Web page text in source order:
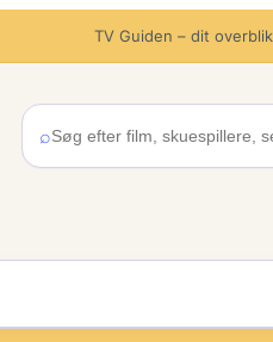
TV Guiden – dit
⌕